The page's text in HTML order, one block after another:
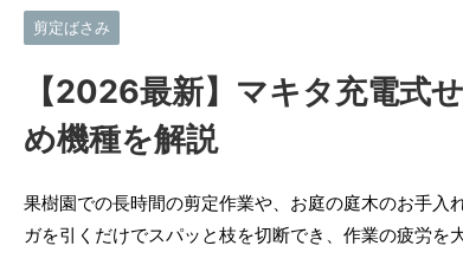
剪定ばさみ
【2026最新】マキタ充電式
め機種を解説
果樹園での長時間の剪定作業や、お庭の庭木のお手入
ガを引くだけでスパッと枝を切断でき、作業の疲労を